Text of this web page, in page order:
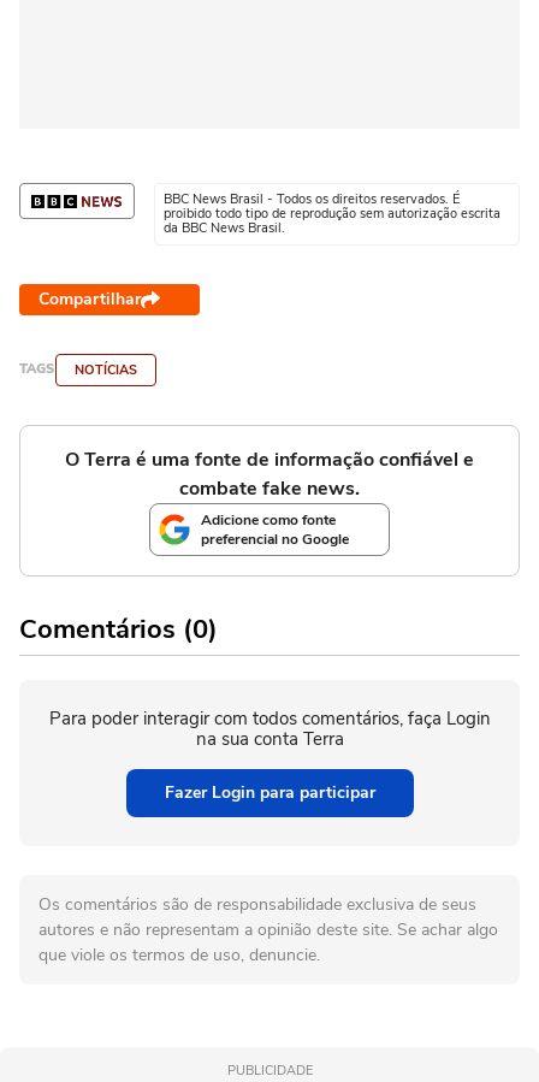
BBC News Brasil - Todos os direitos reservados. É
proibido todo tipo de reprodução sem autorização escrita
da BBC News Brasil.
Compartilhar
TAGS NOTÍCIAS
O Terra é uma fonte de informação confiável e
combate fake news.
Adicione como fonte
preferencial no Google
Comentários (0)
Para poder interagir com todos comentários, faça Login
na sua conta Terra
Fazer Login para participar
Os comentários são de responsabilidade exclusiva de seus
autores e não representam a opinião deste site. Se achar algo
que viole os termos de uso, denuncie.
PUBLICIDADE